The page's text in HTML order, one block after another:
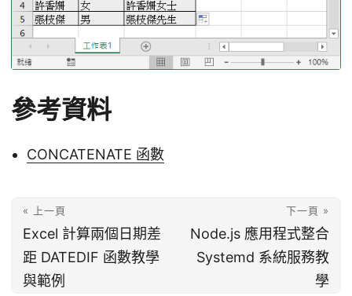
參考資料
CONCATENATE 函數
« 上一頁
Excel 計算兩個日期差
距 DATEDIF 函數教學
與範例
下一頁 »
Node.js 應用程式整合
Systemd 系統服務教
學